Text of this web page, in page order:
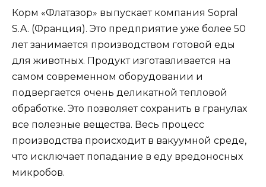
Корм «Флатазор» выпускает компания Sopral
S.A. (Франция). Это предприятие уже более 50
лет занимается производством готовой еды
для животных. Продукт изготавливается на
самом современном оборудовании и
подвергается очень деликатной тепловой
обработке. Это позволяет сохранить в гранулах
все полезные вещества. Весь процесс
производства происходит в вакуумной среде,
что исключает попадание в еду вредоносных
микробов.